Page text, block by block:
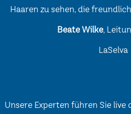
Beate Wilke,
LaSelva
Unsere Experten führen Sie live